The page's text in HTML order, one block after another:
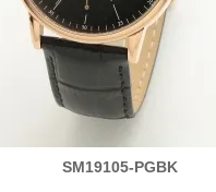
SM19105-PGBK